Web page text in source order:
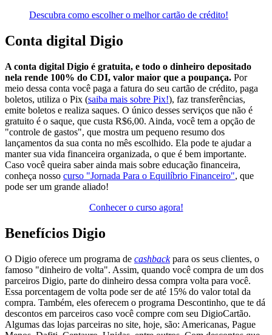
Descubra como escolher o melhor cartão de crédito!
Conta digital Digio
A conta digital Digio é gratuita, e todo o dinheiro depositado
nela rende 100% do CDI, valor maior que a poupança. Por
meio dessa conta você paga a fatura do seu cartão de crédito, paga
boletos, utiliza o Pix (saiba mais sobre Pix!), faz transferências,
emite boletos e realiza saques. O único desses serviços que não é
gratuito é o saque, que custa R$6,00. Ainda, você tem a opção de
"controle de gastos", que mostra um pequeno resumo dos
lançamentos da sua conta no mês escolhido. Ela pode te ajudar a
manter sua vida financeira organizada, o que é bem importante.
Caso você queira saber ainda mais sobre educação financeira,
conheça nosso curso "Jornada Para o Equilíbrio Financeiro", que
pode ser um grande aliado!
Conhecer o curso agora!
Benefícios Digio
O Digio oferece um programa de cashbackpara os seus clientes, o
famoso "dinheiro de volta". Assim, quando você compra de um dos
parceiros Digio, parte do dinheiro dessa compra volta para você.
Essa porcentagem de volta pode ser de até 15% do valor total da
compra. Também, eles oferecem o programa Descontinho, que te dá
descontos em parceiros caso você compre com seu DigioCartão.
Algumas das lojas parceiras no site, hoje, são: Americanas, Pague